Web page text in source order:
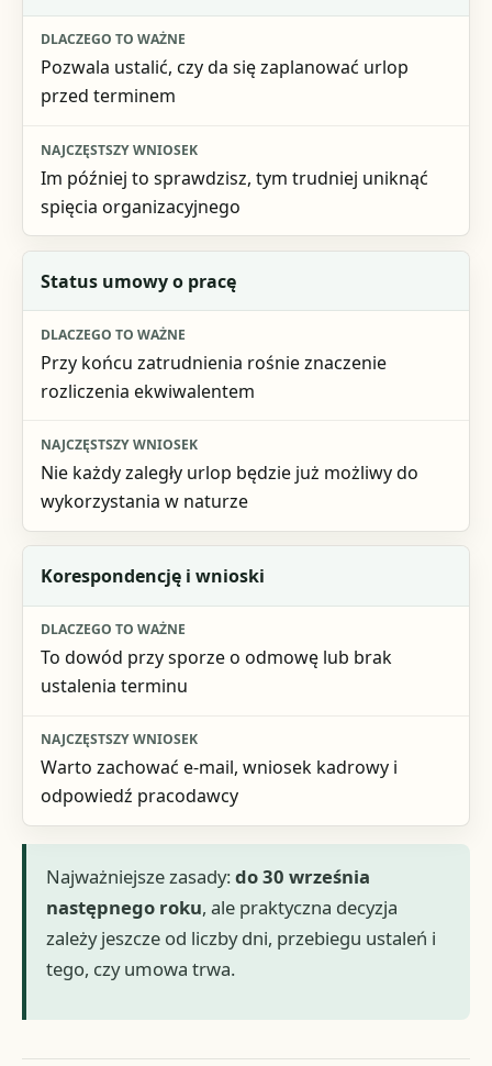
Pozwala ustalić, czy da się zaplanować urlop
przed terminem
Im później to sprawdzisz, tym trudniej uniknąć
spięcia organizacyjnego
Status umowy o pracę
Przy końcu zatrudnienia rośnie znaczenie
rozliczenia ekwiwalentem
Nie każdy zaległy urlop będzie już możliwy do
wykorzystania w naturze
Korespondencję i wnioski
To dowód przy sporze o odmowę lub brak
ustalenia terminu
Warto zachować e-mail, wniosek kadrowy i
odpowiedź pracodawcy
Najważniejsze zasady:do 30 września
następnego roku, ale praktyczna decyzja
zależy jeszcze od liczby dni, przebiegu ustaleń i
tego, czy umowa trwa.